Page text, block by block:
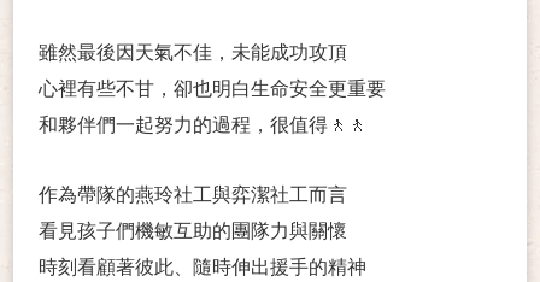
雖然最後因天氣不佳，未能成功攻頂
心裡有些不甘，卻也明白生命安全更重要
和夥伴們一起努力的過程，很值得 🚶🚶
作為帶隊的燕玲社工與弈潔社工而言
看見孩子們機敏互助的團隊力與關懷
時刻看顧著彼此、隨時伸出援手的精神